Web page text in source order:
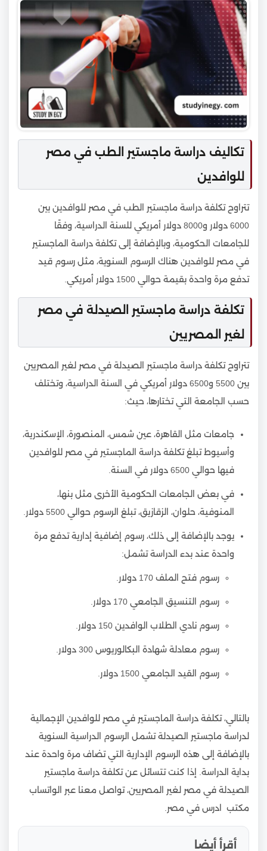
تكاليف دراسة ماجستير الطب في مصر
للوافدين
تتراوح تكلفة دراسة ماجستير الطب في مصر للوافدين بين
6000 دولار و8000 دولار أمريكي للسنة الدراسية، وفقًا
للجامعات الحكومية، وبالإضافة إلى تكلفة دراسة الماجستير
في مصر للوافدين هناك الرسوم السنوية، مثل رسوم قيد
تدفع مرة واحدة بقيمة حوالي 1500 دولار أمريكي.
تكلفة دراسة ماجستير الصيدلة في مصر
لغير المصريين
تتراوح تكلفة دراسة ماجستير الصيدلة في مصر لغير المصريين
بين 5500 و6500 دولار أمريكي في السنة الدراسية، وتختلف
حسب الجامعة التي تختارها، حيث:
جامعات مثل القاهرة، عين شمس، المنصورة، الإسكندرية،
وأسيوط تبلغ تكلفة دراسة الماجستير في مصر للوافدين
فيها حوالي 6500 دولار في السنة.
في بعض الجامعات الحكومية الأخرى مثل بنها،
المنوفية، حلوان، الزقازيق، تبلغ الرسوم حوالي 5500 دولار.
يوجد بالإضافة إلى ذلك، رسوم إضافية إدارية تدفع مرة
واحدة عند بدء الدراسة تشمل:
رسوم فتح الملف 170 دولار.
رسوم التنسيق الجامعي 170 دولار.
رسوم نادي الطلاب الوافدين 150 دولار.
رسوم معادلة شهادة البكالوريوس 300 دولار.
رسوم القيد الجامعي 1500 دولار.
بالتالي، تكلفة دراسة الماجستير في مصر للوافدين الإجمالية
لدراسة ماجستير الصيدلة تشمل الرسوم الدراسية السنوية
بالإضافة إلى هذه الرسوم الإدارية التي تضاف مرة واحدة عند
بداية الدراسة. إذا كنت تتسائل عن تكلفة دراسة ماجستير
الصيدلة في مصر لغير المصريين، تواصل معنا عبر الواتساب
مكتب ادرس في مصر.
أقرأ أيضا